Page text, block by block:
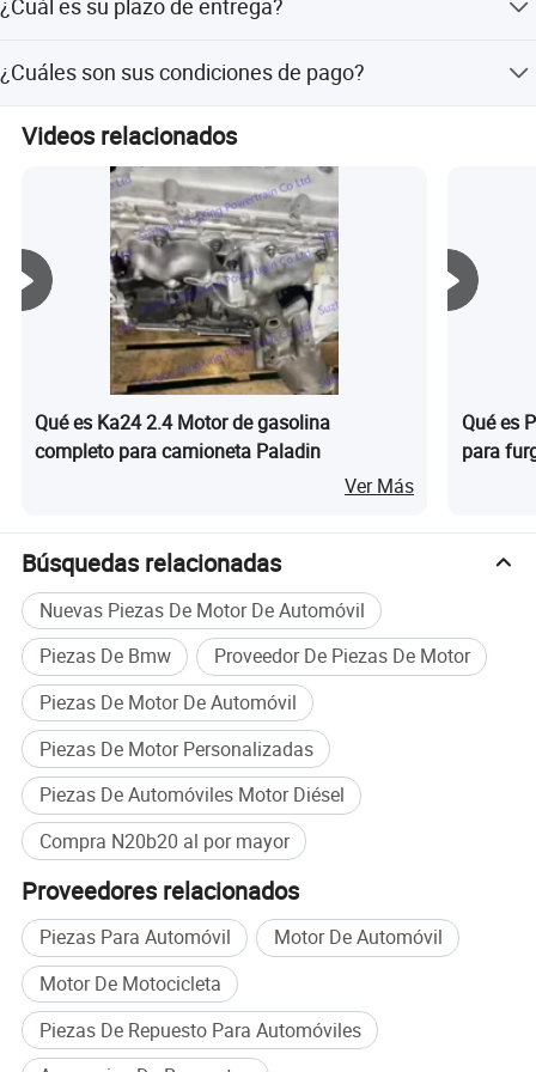
PREGUNTAS FRECUENTES
1.¿Cómo podemos comprar el motor adecuado?
Podríamos suministrar el motor adecuado de acuerdo con los
modelos de motor, modelos de vehículo y código VIN.
2.¿es usted un proveedor de fabricación calificado?
R: Sí, somos un proveedor profesional de montaje de motores,
sistemas de combustible. Nuestro equipo se ha centrado en la
tecnología de motores más de 10 años. Nuestros productos son
100% de prueba antes de su envío, podríamos proporcionar 1 años
de garantía de calidad.
3.¿compraremos otras piezas de motores de su empresa?
R:Sí, debido a que somos fábrica de refabricación de piezas de
personalizar productos. También podemos personalizar
según sus requisitos.
¿Cuál es su plazo de entrega?
aproximadamente 5 a 15 días hábiles después de la
recepción del pago.
¿Cuáles son sus condiciones de pago?
adelantado y un pago del 70% antes del envío.
Aceptamos T/T, PayPal y Western Union.
Videos relacionados
Qué es Ka24 2.4 Motor de gasolina
completo para camioneta Paladin
Ver Más
Qué es
para
Búsquedas relacionadas
Nuevas Piezas De Motor De Automóvil
Piezas De Bmw
Proveedor De Piezas De Motor
Piezas De Motor De Automóvil
Piezas De Motor Personalizadas
Piezas De Automóviles Motor Diésel
Compra N20b20 al por mayor
Proveedores relacionados
Piezas Para Automóvil
Motor De Automóvil
Motor De Motocicleta
Piezas De Repuesto Para Automóviles